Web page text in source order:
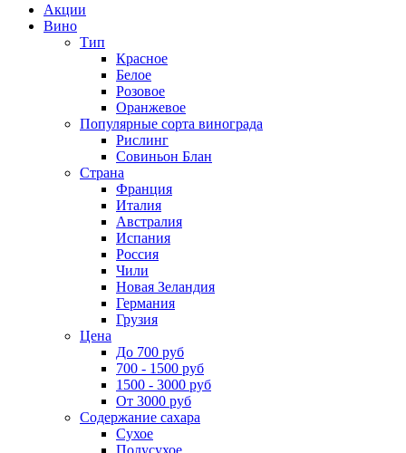
Акции
Вино
Тип
Красное
Белое
Розовое
Оранжевое
Популярные сорта винограда
Рислинг
Совиньон Блан
Страна
Франция
Италия
Австралия
Испания
Россия
Чили
Новая Зеландия
Германия
Грузия
Цена
До 700 руб
700 - 1500 руб
1500 - 3000 руб
От 3000 руб
Содержание сахара
Сухое
Полусухое